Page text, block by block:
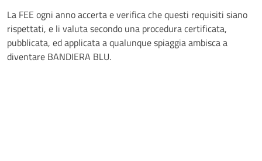
La FEE ogni anno accerta e verifica che questi requisiti siano
rispettati, e li valuta secondo una procedura certificata,
pubblicata, ed applicata a qualunque spiaggia ambisca a
diventare BANDIERA BLU.